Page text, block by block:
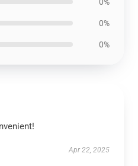
0%
0%
Apr 22, 2025